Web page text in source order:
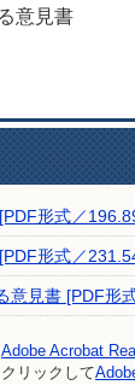
意見書
形式／
形式／
意見書 [PDF形
Adobe Acrobat
リックして